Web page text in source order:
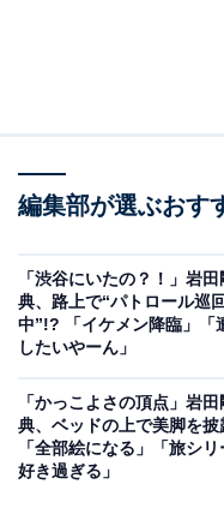
編集部が選ぶおす
「渋谷にいたの？！」岩田
典、路上で“パトロール巡回
中”!? 「イケメン降臨」「
したいやーん」
「かっこよさの頂点」岩田
典、ベッドの上で美脚を披
「全部絵になる」「旅シ
好き過ぎる」